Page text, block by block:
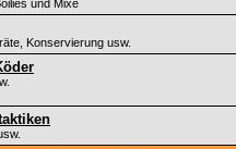
und Mixe
Konservierung usw.